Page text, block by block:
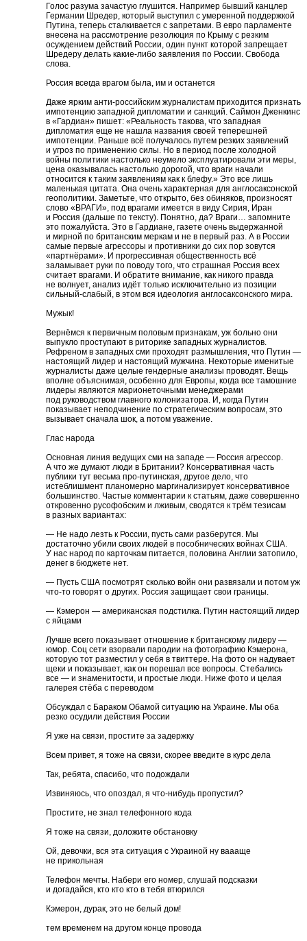
Голос разума зачастую глушится. Например бывший канцлер
Германии Шредер, который выступил с умеренной поддержкой
Путина, теперь сталкивается с запретами. В евро парламенте
внесена на рассмотрение резолюция по Крыму с резким
осуждением действий России, один пункт которой запрещает
Шредеру делать какие-либо заявления по России. Свобода
слова.
Россия всегда врагом была, им и останется
Даже ярким анти-российским журналистам приходится признать
импотенцию западной дипломатии и санкций. Саймон Дженкинс
в «Гардиан» пишет: «Реальность такова, что западная
дипломатия еще не нашла названия своей теперешней
импотенции. Раньше всё получалось путем резких заявлений
и угроз по применению силы. Но в период после холодной
войны политики настолько неумело эксплуатировали эти меры,
цена оказывалась настолько дорогой, что враги начали
относится к таким заявлениям как к блефу.» Это все лишь
маленькая цитата. Она очень характерная для англосаксонской
геополитики. Заметьте, что открыто, без обиняков, произносят
слово «ВРАГИ», под врагами имеется в виду Сирия, Иран
и Россия (дальше по тексту). Понятно, да? Враги… запомните
это пожалуйста. Это в Гардиане, газете очень выдержанной
и мирной по британским меркам и не в первый раз. А в России
самые первые агрессоры и противники до сих пор зовутся
«партнёрами». И прогрессивная общественность всё
заламывает руки по поводу того, что страшная Россия всех
считает врагами. И обратите внимание, как никого правда
не волнует, анализ идёт только исключительно из позиции
сильный-слабый, в этом вся идеология англосаксонского мира.
Мужык!
Вернёмся к первичным половым признакам, уж больно они
выпукло проступают в риторике западных журналистов.
Рефреном в западных сми проходят размышления, что Путин —
настоящий лидер и настоящий мужчина. Некоторые именитые
журналисты даже целые гендерные анализы проводят. Вещь
вполне объяснимая, особенно для Европы, когда все тамошние
лидеры являются марионеточными менеджерами
под руководством главного колонизатора. И, когда Путин
показывает неподчинение по стратегическим вопросам, это
вызывает сначала шок, а потом уважение.
Глас народа
Основная линия ведущих сми на западе — Россия агрессор.
А что же думают люди в Британии? Консервативная часть
публики тут весьма про-путинская, другое дело, что
истеблишмент планомерно маргинализирует консервативное
большинство. Частые комментарии к статьям, даже совершенно
откровенно русофобским и лживым, сводятся к трём тезисам
в разных вариантах:
— Не надо лезть к России, пусть сами разберутся. Мы
достаточно убили своих людей в пособнических войнах США.
У нас народ по карточкам питается, половина Англии затопило,
денег в бюджете нет.
— Пусть США посмотрят сколько войн они развязали и потом уж
что-то говорят о других. Россия защищает свои границы.
— Кэмерон — американская подстилка. Путин настоящий лидер
с яйцами
Лучше всего показывает отношение к британскому лидеру —
юмор. Соц сети взорвали пародии на фотографию Кэмерона,
которую тот разместил у себя в твиттере. На фото он надувает
щеки и показывает, как он порешал все вопросы. Стебались
все — и знаменитости, и простые люди. Ниже фото и целая
галерея стёба с переводом
Обсуждал с Бараком Обамой ситуацию на Украине. Мы оба
резко осудили действия России
Я уже на связи, простите за задержку
Всем привет, я тоже на связи, скорее введите в курс дела
Так, ребята, спасибо, что подождали
Извиняюсь, что опоздал, я что-нибудь пропустил?
Простите, не знал телефонного кода
Я тоже на связи, доложите обстановку
Ой, девочки, вся эта ситуация с Украиной ну ваааще
не прикольная
Телефон мечты. Набери его номер, слушай подсказки
и догадайся, кто кто кто в тебя втюрился
Кэмерон, дурак, это не белый дом!
тем временем на другом конце провода